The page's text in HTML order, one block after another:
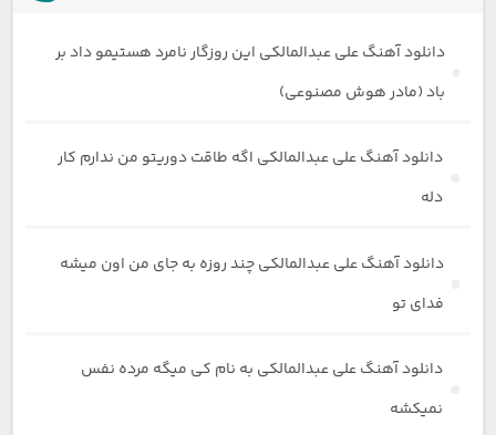
دانلود آهنگ علی عبدالمالکی این روزگار نامرد هستیمو داد بر
باد (مادر هوش مصنوعی)
دانلود آهنگ علی عبدالمالکی اگه طاقت دوریتو من ندارم کار
دله
دانلود آهنگ علی عبدالمالکی چند روزه به جای من اون میشه
فدای تو
دانلود آهنگ علی عبدالمالکی به نام کی میگه مرده نفس
نمیکشه